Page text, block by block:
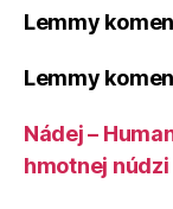
Lemmy
Lemmy
Nádej –
hmotnej núdzi